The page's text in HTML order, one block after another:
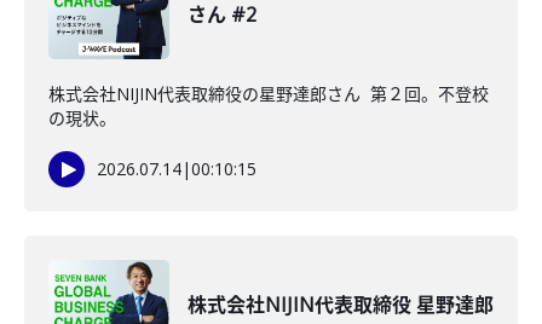
さん #2
株式会社NIJIN代表取締役の星野達郎さん 第２回。不登校
の現状。
2026.07.14|00:10:15
株式会社NIJIN代表取締役 星野達郎